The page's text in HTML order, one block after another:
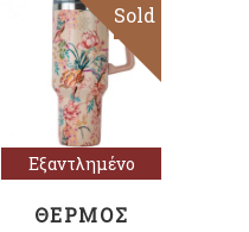
Εξαντλημένο
Sold
Διαβάστε
περισσότερα
ΘΕΡΜΌΣ